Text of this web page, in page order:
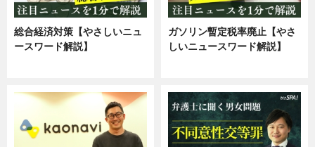
総合経済対策【やさしいニュ
ースワード解説】
ガソリン暫定税率廃止【やさ
しいニュースワード解説】